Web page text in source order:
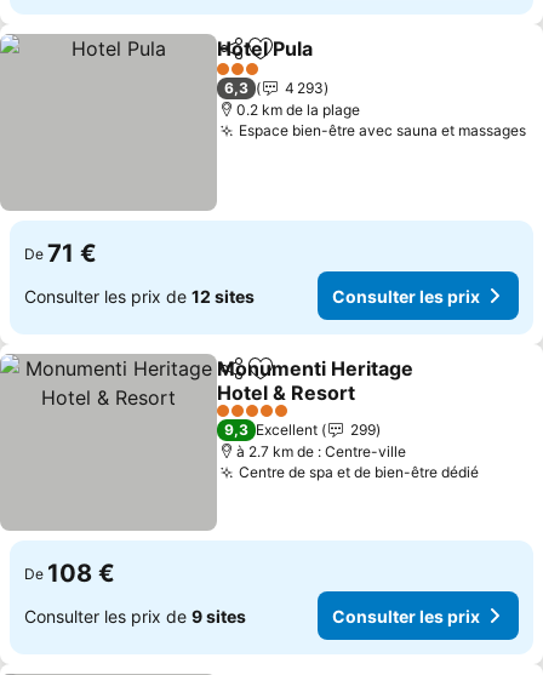
PartagerAjouter à mes favoris
Hotel Pula
3 Étoiles
6,3
4 293
0.2 km de la plage
Espace bien-être avec sauna et massages
De 71 €
Consulter les prix de 12 sites Consulter les prix
PartagerAjouter à mes favoris
Monumenti Heritage
Hotel & Resort
5 Étoiles
9,3 Excellent
299
à 2.7 km de : Centre-ville
Centre de spa et de bien-être dédié
De 108 €
Consulter les prix de 9 sites Consulter les prix